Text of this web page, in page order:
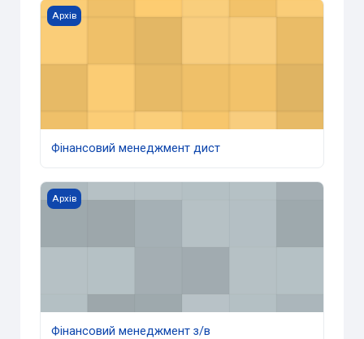
Фінансовий менеджмент дист
Архів
Фінансовий менеджмент дист
Фінансовий менеджмент з/в
Архів
Фінансовий менеджмент з/в